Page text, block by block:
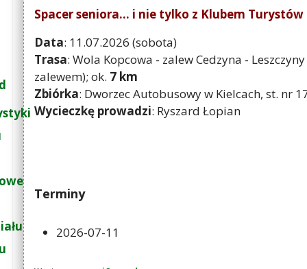
Spacer seniora... i nie tylko z Klubem
Data: 11.07.2026 (sobota)
Trasa: Wola Kopcowa - zalew Cedzyna -
zalewem); ok. 7 km
Zbiórka: Dworzec Autobusowy w Kielcach, st. nr
Wycieczkę prowadzi: Ryszard Łopian
Terminy
2026-07-11